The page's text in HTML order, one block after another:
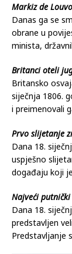
Markiz de
Danas ga se
obrane u
minista,
Britanci oteli
Britansko
siječnja 1806.
i preimenovali
Prvo slijetanje
Dana 18.
uspješno
događaju koji
Najveći
Dana 18.
predstavljen
Predstavljanje